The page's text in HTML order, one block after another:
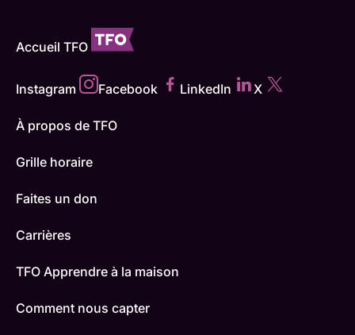
Accueil TFO
Instagram Facebook LinkedIn X
À propos de TFO
Grille horaire
Faites un don
Carrières
TFO Apprendre à la maison
Comment nous capter